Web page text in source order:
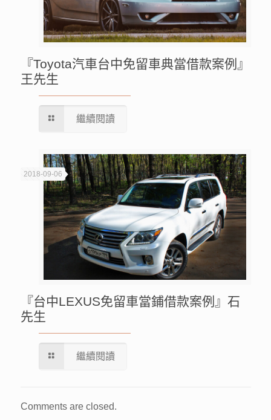
『Toyota汽車台中免留車典當借款案例』
王先生
繼續閱讀
2018-09-06
『台中LEXUS免留車當鋪借款案例』石
先生
繼續閱讀
Comments are closed.